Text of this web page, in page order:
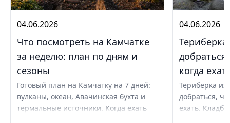
04.06.2026
Что посмотреть на Камчатке
за неделю: план по дням и
сезоны
Готовый план на Камчатку на 7 дней:
вулканы, океан, Авачинская бухта и
термальные источники. Когда ехать
04.06.2026
когда
Териберка
добраться,
ехать.